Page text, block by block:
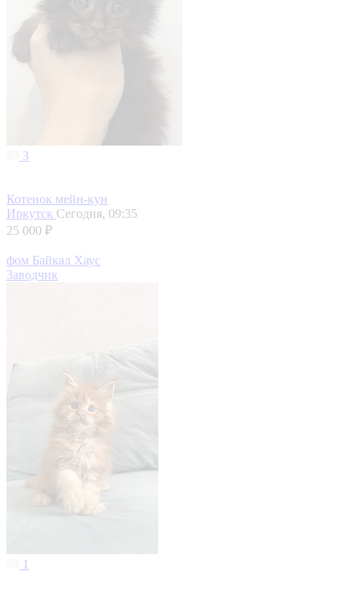
3
Котенок мейн-кун
Иркутск Сегодня, 09:35
25 000 ₽
фом Байкал Хаус
Заводчик
1